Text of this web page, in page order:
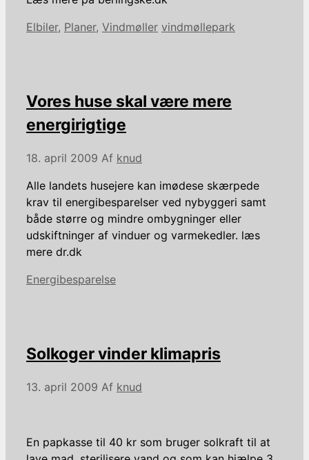
Kategorier
Elbiler, Planer, Vindmøller Tags
vindmøllepark
Vores huse skal være mere
energirigtige
18. april 2009 Af knud
Alle landets husejere kan imødese skærpede
krav til energibesparelser ved nybyggeri samt
både større og mindre ombygninger eller
udskiftninger af vinduer og varmekedler. læs
mere dr.dk
Kategorier
Energibesparelse
Solkoger vinder klimapris
13. april 2009 Af knud
En papkasse til 40 kr som bruger solkraft til at